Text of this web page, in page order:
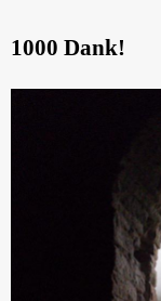
1000 Dank!